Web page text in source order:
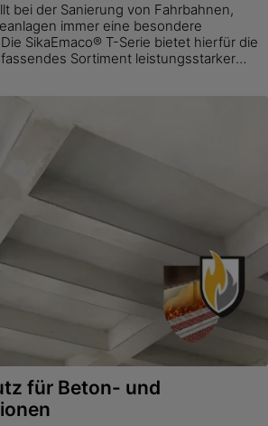
bei der Sanierung von Fahrbahnen,
immer eine besondere
SikaEmaco® T-Serie bietet hierfür die
Sortiment leistungsstarker
für Beton- und